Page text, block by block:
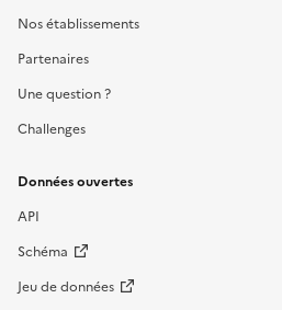
Nos établissements
Partenaires
Une question ?
Challenges
Données ouvertes
API
Schéma
Jeu de données